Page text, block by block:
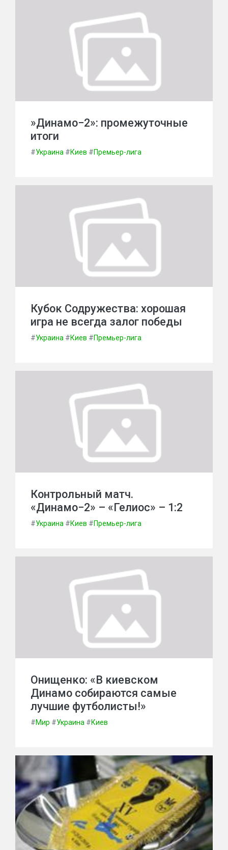
»Динамо−2»: промежуточные
итоги
#Украина #Киев #Премьер-лига
Кубок Содружества: хорошая
игра не всегда залог победы
#Украина #Киев #Премьер-лига
Контрольный матч.
«Динамо−2» – «Гелиос» – 1:2
#Украина #Киев #Премьер-лига
Онищенко: «В киевском
Динамо собираются самые
лучшие футболисты!»
#Мир #Украина #Киев